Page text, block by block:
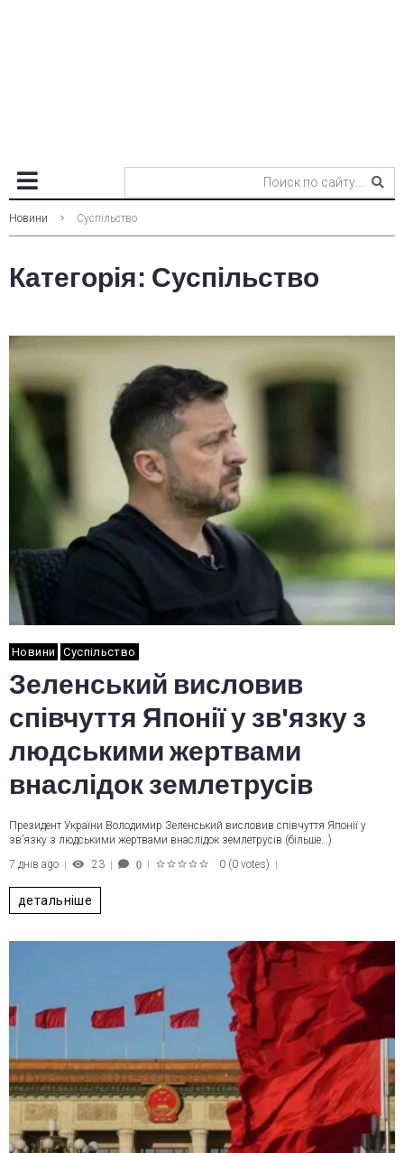
Новини Суспільство
Категорія: Суспільство
Новини Суспільство
Зеленський висловив
співчуття Японії у зв'язку з
людськими жертвами
внаслідок землетрусів
Президент України Володимир Зеленський висловив співчуття Японії у
зв’язку з людськими жертвами внаслідок землетрусів (більше…)
7 днів ago
23 0 0 (0 votes)
детальніше